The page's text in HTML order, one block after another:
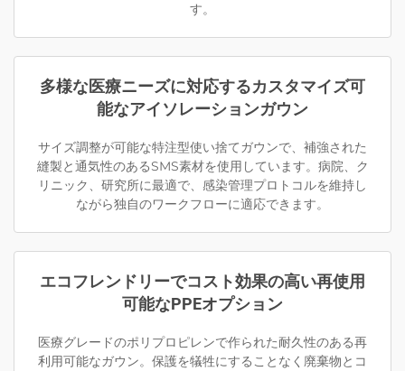
す。
多様な医療ニーズに対応するカスタマイズ可
能なアイソレーションガウン
サイズ調整が可能な特注型使い捨てガウンで、補強された
縫製と通気性のあるSMS素材を使用しています。病院、ク
リニック、研究所に最適で、感染管理プロトコルを維持し
ながら独自のワークフローに適応できます。
エコフレンドリーでコスト効果の高い再使用
可能なPPEオプション
医療グレードのポリプロピレンで作られた耐久性のある再
利用可能なガウン。保護を犠牲にすることなく廃棄物とコ